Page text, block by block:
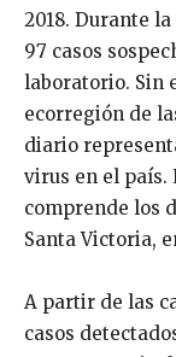
2018. Durante
97 casos
laboratorio. Sin
ecorregión de
diario
virus en el país.
comprende los
Santa Victoria,
A partir de las
casos